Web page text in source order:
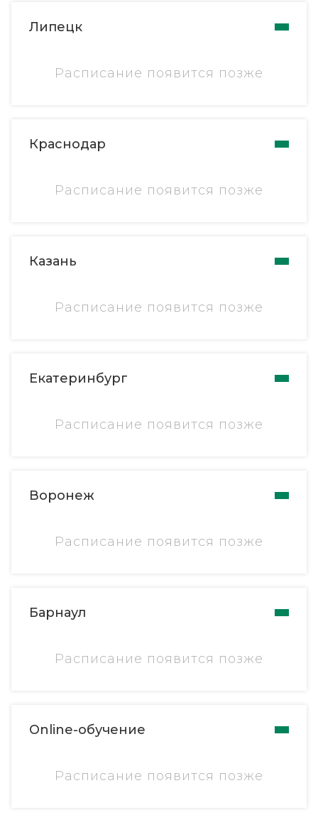
Липецк
Расписание появится позже
Краснодар
Расписание появится позже
Казань
Расписание появится позже
Екатеринбург
Расписание появится позже
Воронеж
Расписание появится позже
Барнаул
Расписание появится позже
Online-обучение
Расписание появится позже